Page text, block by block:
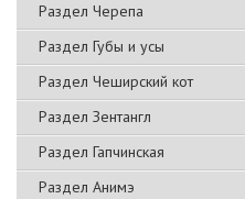
Раздел Черепа
Раздел Губы и усы
Раздел Чеширский кот
Раздел Зентангл
Раздел Гапчинская
Раздел Анимэ